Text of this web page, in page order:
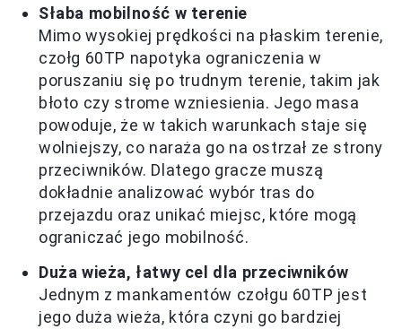
Słaba mobilność w terenie
Mimo wysokiej prędkości na płaskim terenie,
czołg 60TP napotyka ograniczenia w
poruszaniu się po trudnym terenie, takim jak
błoto czy strome wzniesienia. Jego masa
powoduje, że w takich warunkach staje się
wolniejszy, co naraża go na ostrzał ze strony
przeciwników. Dlatego gracze muszą
dokładnie analizować wybór tras do
przejazdu oraz unikać miejsc, które mogą
ograniczać jego mobilność.
Duża wieża, łatwy cel dla przeciwników
Jednym z mankamentów czołgu 60TP jest
jego duża wieża, która czyni go bardziej